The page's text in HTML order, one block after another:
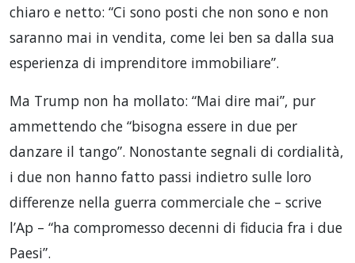
chiaro e netto: “Ci sono posti che non sono e non
saranno mai in vendita, come lei ben sa dalla sua
esperienza di imprenditore immobiliare”.
Ma Trump non ha mollato: “Mai dire mai”, pur
ammettendo che “bisogna essere in due per
danzare il tango”. Nonostante segnali di cordialità,
i due non hanno fatto passi indietro sulle loro
differenze nella guerra commerciale che – scrive
l’Ap – “ha compromesso decenni di fiducia fra i due
Paesi”.